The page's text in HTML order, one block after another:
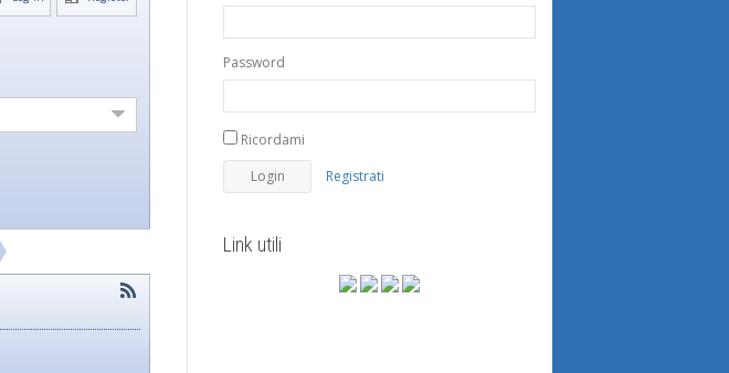
Password
Ricordami
Registrati
Link utili